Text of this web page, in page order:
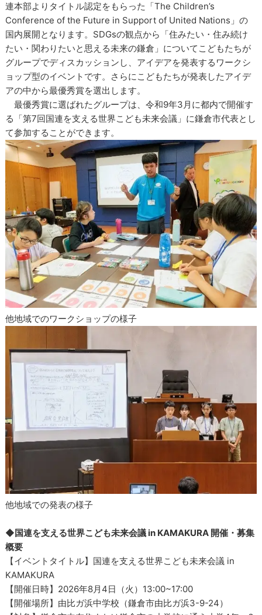
連本部よりタイトル認定をもらった「The Children’s
Conference of the Future in Support of United Nations」の
国内展開となります。SDGsの観点から「住みたい・住み続け
たい・関わりたいと思える未来の鎌倉」についてこどもたちが
グループでディスカッションし、アイデアを発表するワークシ
ョップ型のイベントです。さらにこどもたちが発表したアイデ
アの中から最優秀賞を選出します。
最優秀賞に選ばれたグループは、令和9年3月に都内で開催す
る「第7回国連を支える世界こども未来会議」に鎌倉市代表とし
て参加することができます。
他地域でのワークショップの様子
他地域での発表の様子
◆国連を支える世界こども未来会議 in KAMAKURA 開催・募集
概要
【イベントタイトル】国連を支える世界こども未来会議 in
KAMAKURA
【開催日時】2026年8月4日（火）13:00~17:00
【開催場所】由比ガ浜中学校（鎌倉市由比ガ浜3-9-24）